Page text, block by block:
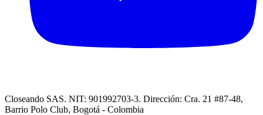
Closeando SAS. NIT: 901992703-3. Dirección: Cra. 21 #87-48,
Barrio Polo Club, Bogotá - Colombia